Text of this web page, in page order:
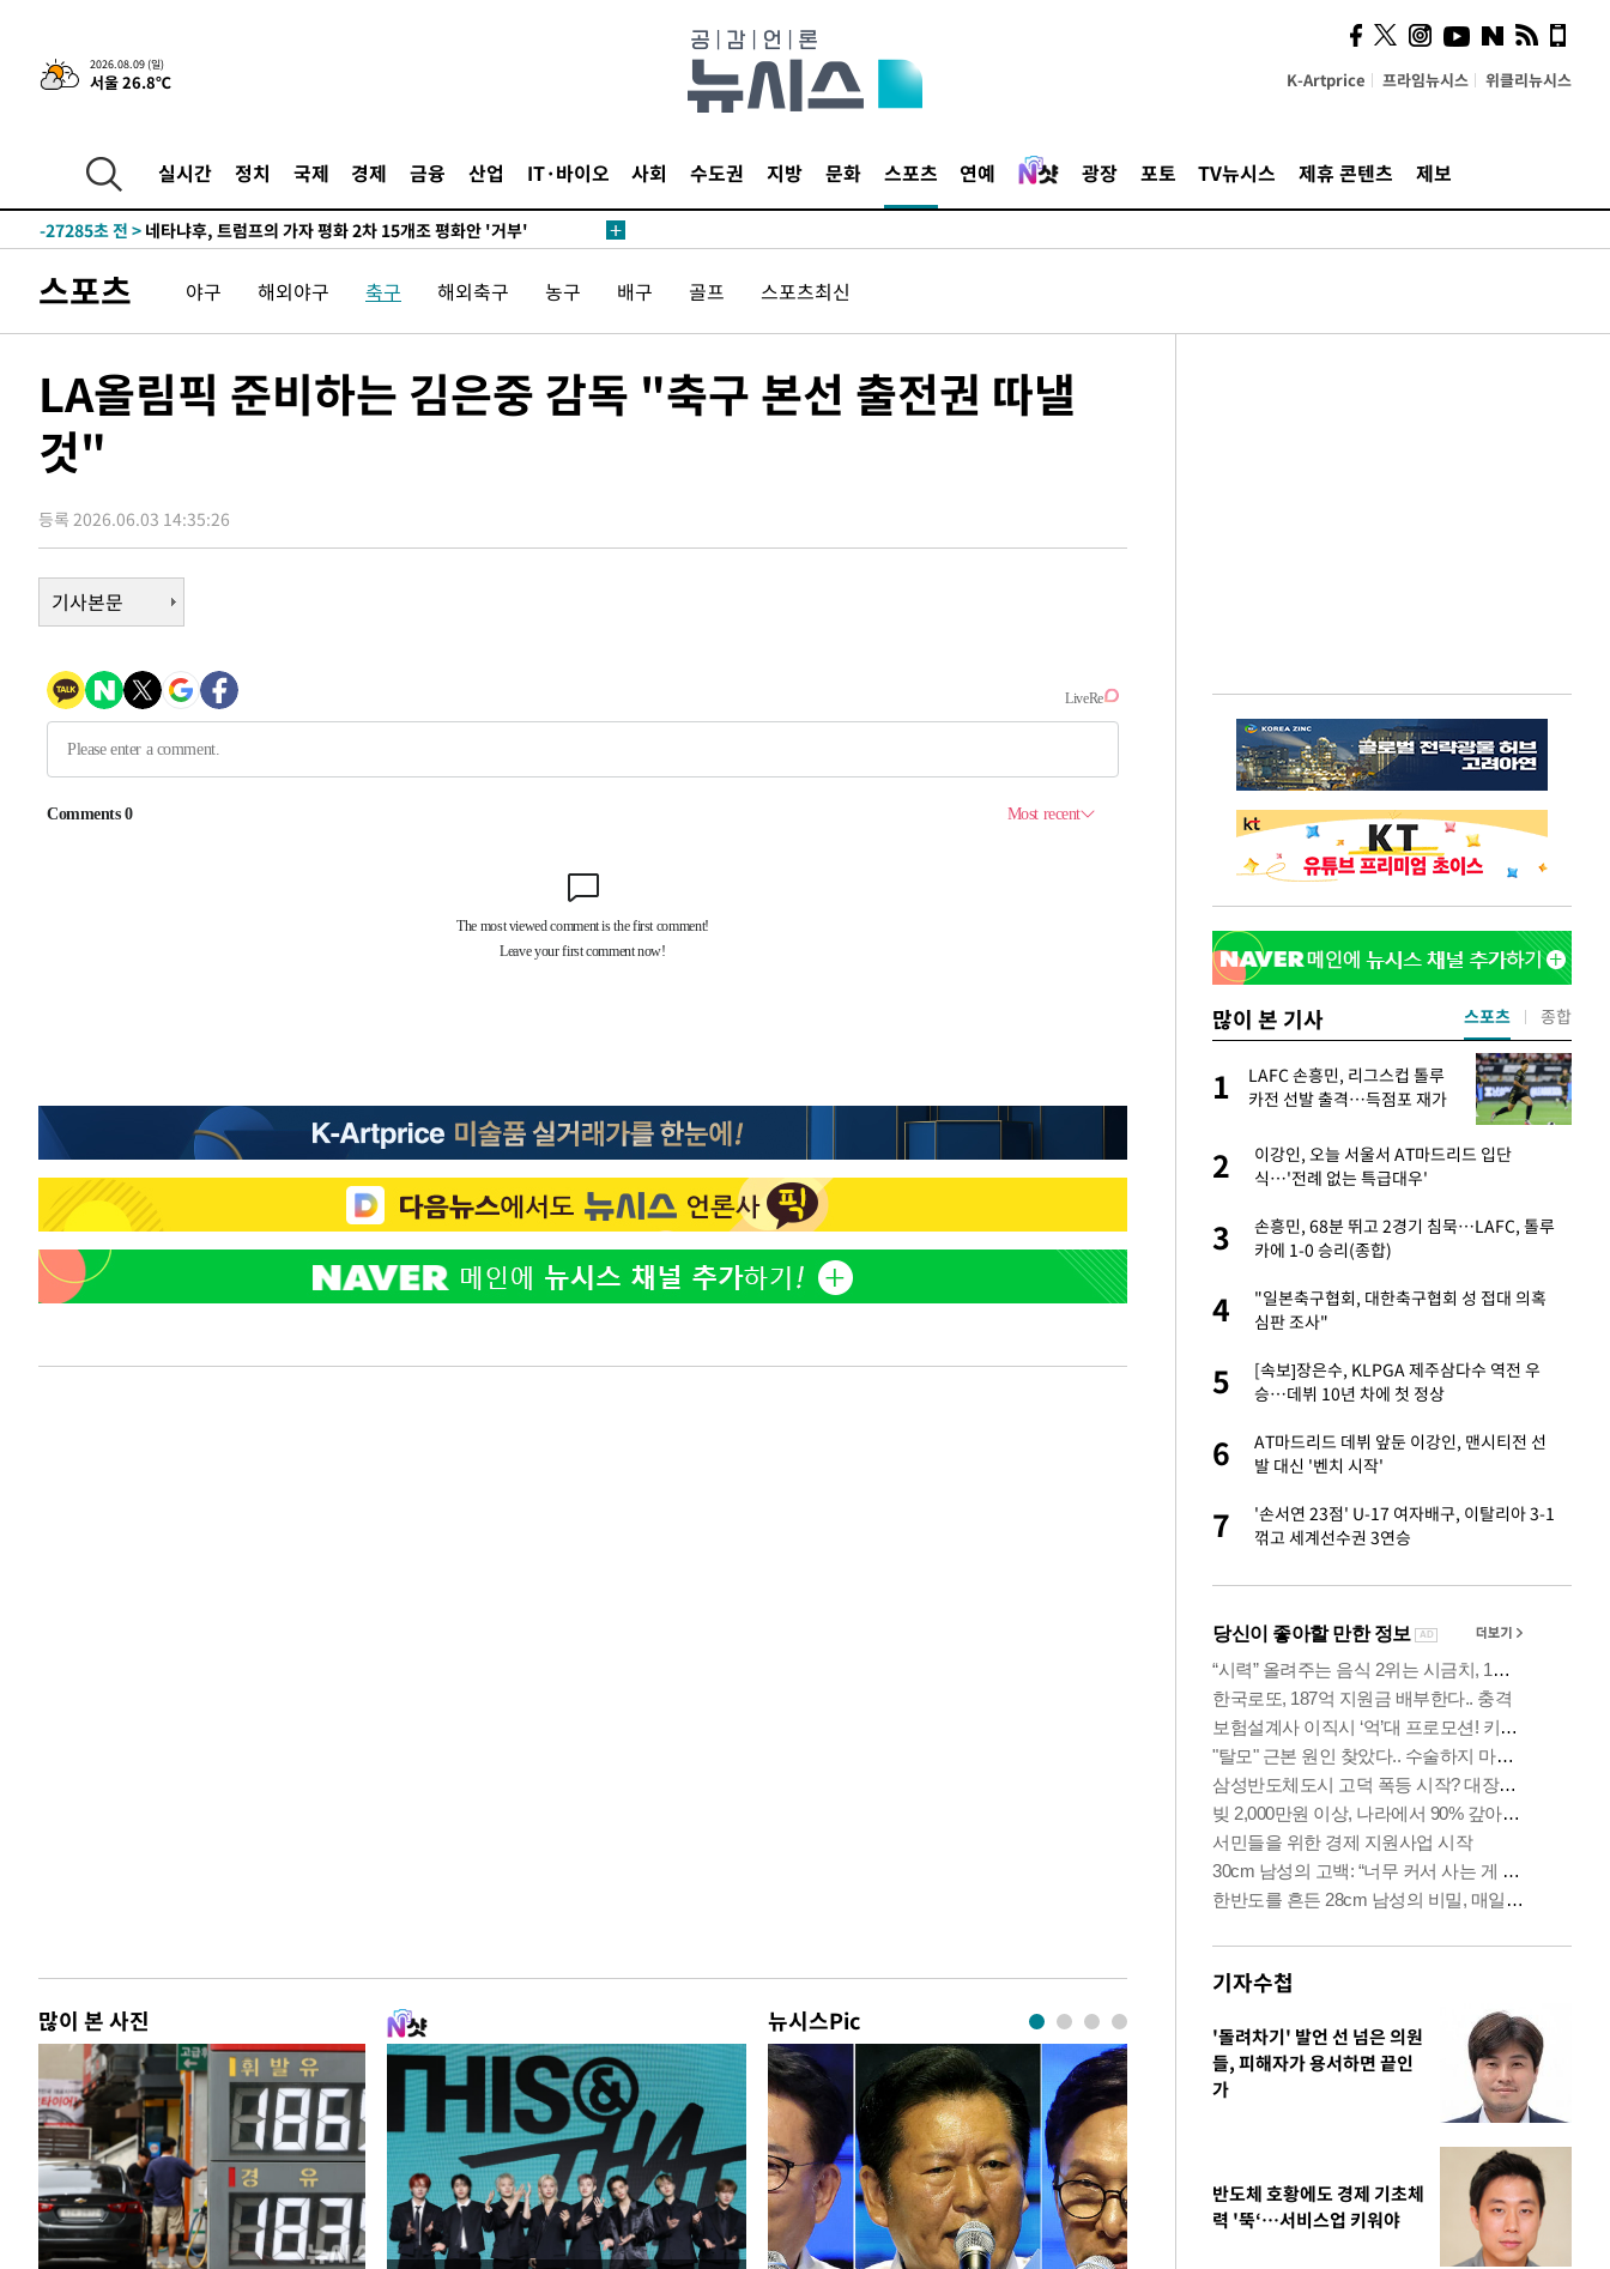
2026.08.09 (일)
서울 26.8℃ K-Artprice 프라임뉴시스 위클리뉴시스
실시간 정치 국제 경제 금융 산업 IT·바이오 사회 수도권 지방 문화 스포츠 연예 광장 포토 TV뉴시스 제휴 콘텐츠 제보
-32224초 전 >이강인, 5만 관중 앞 ATM 데뷔…뜨거운 응원 속 새출발(종합)
-31980초 전 >'AT마드리드 7번' 이강인 데뷔전…맨시티에 1-3 역전패(종합)
-29221초 전 >
[속보]'AT마드리드 7번' 이강인, 맨시티 상대로 비공식 데뷔전
-27285초 전 >
-23881초 전 > 이강인 ATM 입단식에 '상암벌 들썩'…"세계적인 선수 되길"
-20223초 전 >
AT마드리드 데뷔 앞둔 이강인, 맨시티전 선발 대신 '벤치 시작'
-18853초 전 >[속보]與 강원·TK 당원투표 합산 김민석 48.54%로 승리…정청래
44.53%
-18027초 전 >[속보]與전대 권리당원투표…강원·경북 김민석, 대구 정청래 승리
-17834초 전 >
45.71%
-17736초 전 >
득표
-15451초 전 >"일본축구협회, 대한축구협회 성 접대 의혹 심판 조사"
상-3458초 전 >
"얼마나 더웠으면"…안동 물길공원서 헤엄친 구렁이 '소동'
-3385초 전 >손흥민, 68분 뛰고 2경기 침묵…LAFC, 톨루카에 1-0 승리(종합)
-2657초 전 > '2경기 연속 침묵' 손흥민, 톨루카전 68분만 뛰고 슈팅 0개
-1409초 전 >이강인, 오늘 서울서 AT마드리드 입단식…'전례 없는 특급대우'
태풍 돌핀, 중 저장성 타이저우시 해안에 상륙 (1보)
-17834초 전 >[속보]與 당대표 경선, 경북 권리당원 투표 김민석 47.37%·정청래
45.71%
-17736초 전 >
[속보]與 당대표 경선, 대구 권리당원 투표 정청래 47.82%·김민석
46.35%
득표
-15451초 전 > "일본축구협회, 대한축구협회 성 접대 의혹 심판 조사"
-8093초 전 >[속보]장은수, KLPGA 제주삼다수 역전 우승…데뷔 10년 차에 첫 정
상
-3458초 전 >
"얼마나 더웠으면"…안동 물길공원서 헤엄친 구렁이 '소동'
-3385초 전 >손흥민, 68분 뛰고 2경기 침묵…LAFC, 톨루카에 1-0 승리(종합)
-1409초 전 >이강인, 오늘 서울서 AT마드리드 입단식…'전례 없는 특급대우'
스포츠 야구 해외야구 축구 해외축구 농구 배구 골프 스포츠최신
LA올림픽 준비하는 김은중 감독 "축구 본선 출전권 따낼
것"
등록 2026.06.03 14:35:26
기사본문
많이 본 사진 뉴시스Pic
많이 본 기사
2
LAFC 손흥민, 리그스컵 톨루카전 선발 출
격…득점포 재가동 도전
3
이강인, 오늘 서울서 AT마드리드 입단
식…'전례 없는 특급대우'
4
제니, 동거 여부 물음에 "여기까지만 하자"
5 사우디 남서부 아람코 자잔 정유시설서 화재
1
LAFC 손흥민, 리그스컵 톨루
카전 선발 출격…득점포 재가
2
이강인, 오늘 서울서 AT마드리드 입단
식…'전례 없는 특급대우'
3
손흥민, 68분 뛰고 2경기 침묵…LAFC, 톨루
카에 1-0 승리(종합)
4
"일본축구협회, 대한축구협회 성 접대 의혹
심판 조사"
5
[속보]장은수, KLPGA 제주삼다수 역전 우
승…데뷔 10년 차에 첫 정상
6
AT마드리드 데뷔 앞둔 이강인, 맨시티전 선
발 대신 '벤치 시작'
7
'손서연 23점' U-17 여자배구, 이탈리아 3-1
꺾고 세계선수권 3연승
스포츠 종합
기자수첩
'돌려차기' 발언 선 넘은 의원
들, 피해자가 용서하면 끝인
가
반도체 호황에도 경제 기초체
력 '뚝‘…서비스업 키워야